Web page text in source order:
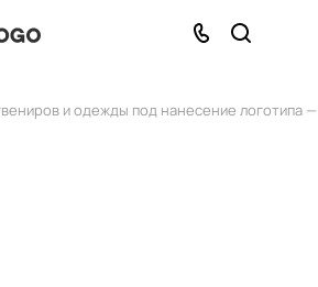
и одежды под нанесение логотипа